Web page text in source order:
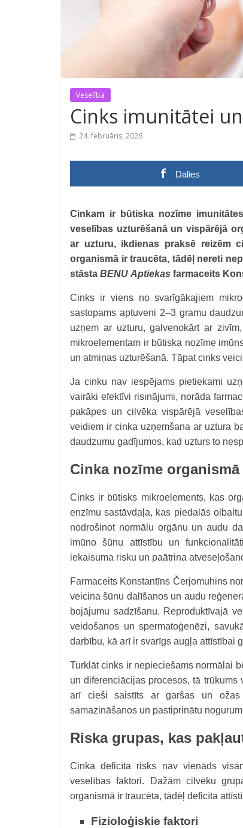
Veselība
Cinks imunitātei
24. februāris, 2026
Dalies
Cinkam ir būtiska nozīme
veselības uzturēšanā un vispārējā
ar uzturu, ikdienas praksē reizēm
organismā ir traucēta, tādēļ nereti
stāsta BENU Aptiekas farmaceits
Cinks ir viens no svarīgākajiem
sastopams aptuveni 2–3 gramu
uzņem ar uzturu, galvenokārt ar
mikroelementam ir būtiska nozīme
un atmiņas uzturēšanā. Tāpat cinks
Ja cinku nav iespējams pietiekami
vairāki efektīvi risinājumi, norāda
pakāpes un cilvēka vispārējā
veidiem ir cinka uzņemšana ar uztura
daudzumu gadījumos, kad uzturs to
Cinka nozīme organismā
Cinks ir būtisks mikroelements, kas
enzīmu sastāvdaļa, kas piedalās
nodrošinot normālu orgānu un audu
imūno šūnu attīstību un
iekaisuma risku un paātrina
Farmaceits Konstantīns Čerjomuhins
veicina šūnu dalīšanos un audu
bojājumu sadzīšanu. Reproduktīvajā
veidošanos un spermatoģenēzi,
darbību, kā arī ir svarīgs augļa attīstībai
Turklāt cinks ir nepieciešams normālai
un diferenciācijas procesos, tā
arī cieši saistīts ar garšas un ožas
samazināšanos un pastiprinātu
Riska grupas, kas
Cinka deficīta risks nav vienāds
veselības faktori. Dažām cilvēku
organismā ir traucēta, tādēļ deficīta
Fizioloģiskie faktori